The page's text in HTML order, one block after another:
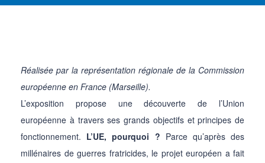
Réalisée par la représentation régionale de la Commission
européenne en France (Marseille).
L’exposition propose une découverte de l’Union
européenne à travers ses grands objectifs et principes de
fonctionnement. L’UE, pourquoi ? Parce qu’après des
millénaires de guerres fratricides, le projet européen a fait